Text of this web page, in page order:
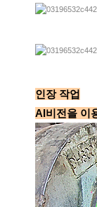
인장 작업
AI비전을 이